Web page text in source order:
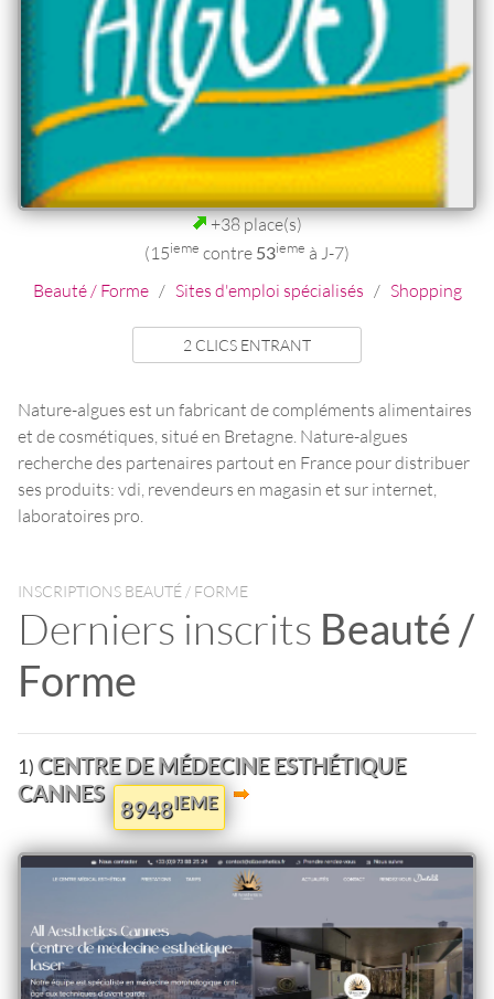
+38 place(s)
(15ieme contre 53ieme à J-7)
Beauté / Forme/ Sites d'emploi spécialisés / Shopping
2 CLICS ENTRANT
Nature-algues est un fabricant de compléments alimentaires
et de cosmétiques, situé en Bretagne. Nature-algues
recherche des partenaires partout en France pour distribuer
ses produits: vdi, revendeurs en magasin et sur internet,
laboratoires pro.
INSCRIPTIONS BEAUTÉ / FORME
Derniers inscrits Beauté /
Forme
1)CENTRE DE MÉDECINE ESTHÉTIQUE
CANNES
8948IEME